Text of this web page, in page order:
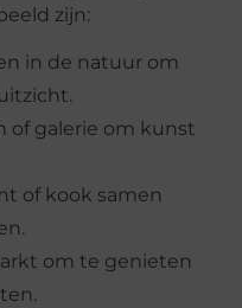
zijn:
in de natuur om
of galerie om kunst
of kook samen
om te genieten